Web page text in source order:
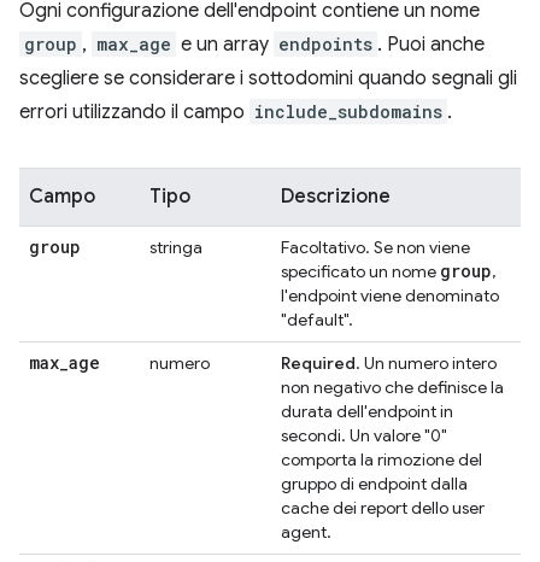
Ogni configurazione dell'endpoint contiene un nome
group , max_age e un array endpoints . Puoi anche
scegliere se considerare i sottodomini quando segnali gli
errori utilizzando il campo include_subdomains .
Campo Tipo Descrizione
group stringa
Facoltativo. Se non viene
specificato un nome group,
l'endpoint viene denominato
"default".
max_age numero Required. Un numero intero
non negativo che definisce la
durata dell'endpoint in
secondi. Un valore "0"
comporta la rimozione del
gruppo di endpoint dalla
cache dei report dello user
agent.